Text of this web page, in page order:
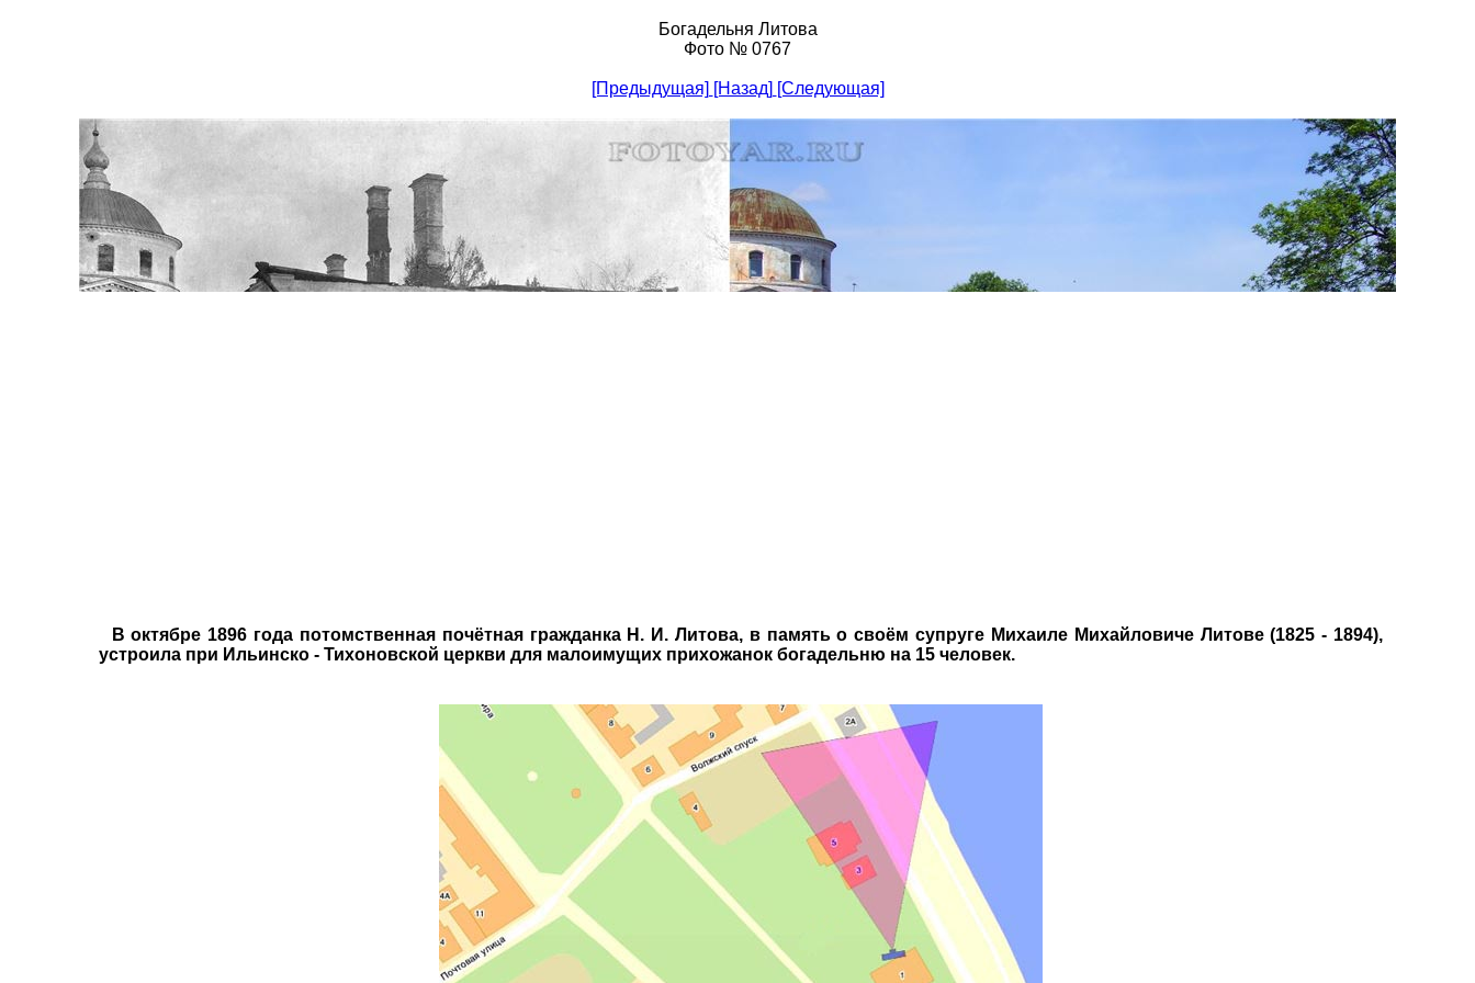
Богадельня Литова
Фото № 0767
[Предыдущая] [Назад] [Следующая]
В октябре 1896 года потомственная почётная гражданка Н. И. Литова, в память о своём супруге Михаиле Михайловиче Литове (1825 - 1894),
устроила при Ильинско - Тихоновской церкви для малоимущих прихожанок богадельню на 15 человек.